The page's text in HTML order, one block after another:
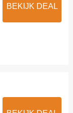
BEKIJK DEAL